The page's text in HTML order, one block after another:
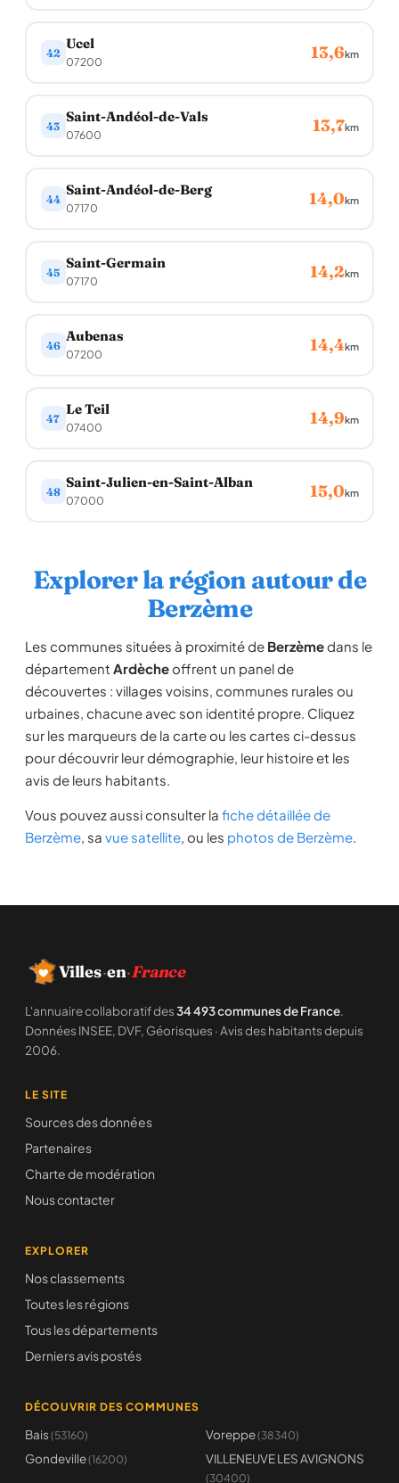
42
Ucel
07200 13,6km
43
Saint-Andéol-de-Vals
07600 13,7km
44
Saint-Andéol-de-Berg
07170 14,0km
45
Saint-Germain
07170 14,2km
46
Aubenas
07200 14,4km
47
Le Teil
07400 14,9km
48
Saint-Julien-en-Saint-Alban
07000 15,0km
Explorer la région autour de
Berzème
Les communes situées à proximité de Berzèmedans le
département Ardècheoffrent un panel de
découvertes : villages voisins, communes rurales ou
urbaines, chacune avec son identité propre. Cliquez
sur les marqueurs de la carte ou les cartes ci-dessus
pour découvrir leur démographie, leur histoire et les
avis de leurs habitants.
Vous pouvez aussi consulter la fiche détaillée de
Berzème, sa vue satellite, ou les photos de Berzème.
Villes·en·France
L'annuaire collaboratif des34 493 communes de France.
Données INSEE, DVF, Géorisques · Avis des habitants depuis
2006.
LE SITE
Sources des données
Partenaires
Charte de modération
Nous contacter
EXPLORER
Nos classements
Toutes les régions
Tous les départements
Derniers avis postés
DÉCOUVRIR DES COMMUNES
Bais (53160) Voreppe(38340)
Gondeville(16200) VILLENEUVE LES AVIGNONS
(30400)